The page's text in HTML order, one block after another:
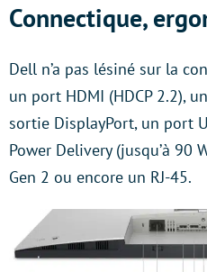
Connectique,
Dell n’a pas lésiné sur la
un port HDMI (HDCP 2.2),
sortie DisplayPort, un port
Power Delivery (jusqu’à 90
Gen 2 ou encore un RJ-45.